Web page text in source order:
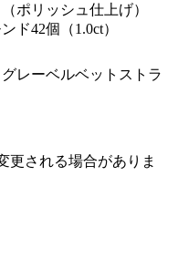
（ポリッシュ仕上げ）
ド42個（1.0ct）
レーベルベットストラ
更される場合がありま